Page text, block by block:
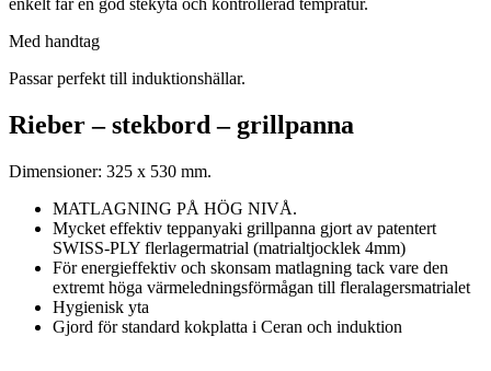
Med handtag
Passar perfekt till induktionshällar.
Rieber – stekbord – grillpanna
Dimensioner: 325 x 530 mm.
MATLAGNING PÅ HÖG NIVÅ.
Mycket effektiv teppanyaki grillpanna gjort av patentert
SWISS-PLY flerlagermatrial (matrialtjocklek 4mm)
För energieffektiv och skonsam matlagning tack vare den
extremt höga värmeledningsförmågan till fleralagersmatrialet
Hygienisk yta
Gjord för standard kokplatta i Ceran och induktion